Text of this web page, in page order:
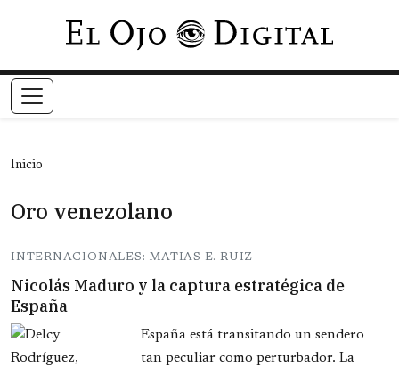
Pasar al contenido principal
Inicio
Oro venezolano
INTERNACIONALES: MATIAS E. RUIZ
Nicolás Maduro y la captura estratégica de
España
España está transitando un sendero
tan peculiar como perturbador. La